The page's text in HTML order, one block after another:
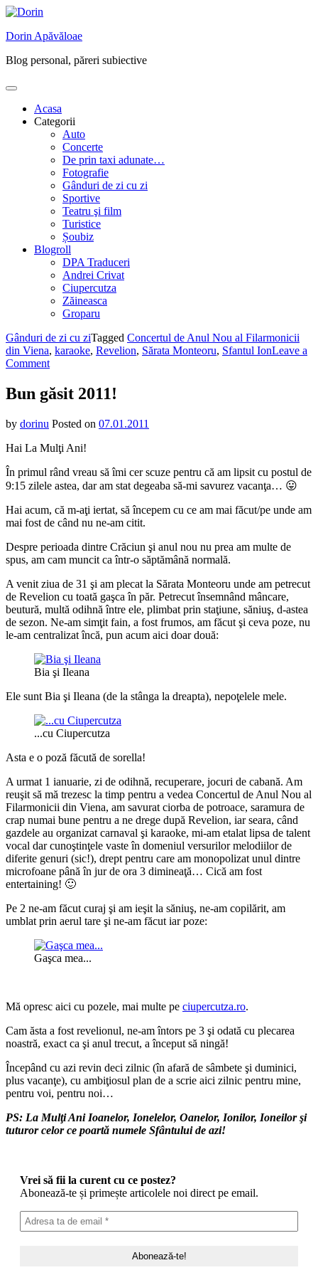
Skip
content
Dorin Apăvăloae
Blog personal, păreri subiective
Acasa
Categorii
Auto
Concerte
De prin taxi adunate…
Fotografie
Gânduri de zi cu zi
Sportive
Teatru şi film
Turistice
Șoubiz
Blogroll
DPA Traduceri
Andrei Crivat
Ciupercutza
Zăineasca
Groparu
Gânduri de zi cu ziTagged Concertul de Anul Nou al Filarmonicii
din Viena, karaoke, Revelion, Sărata Monteoru, Sfantul IonLeave a
Commenton
găsit
2011!
Bun găsit 2011!
by dorinu Posted on 07.01.2011
Hai La Mulţi Ani!
În primul rând vreau să îmi cer scuze pentru că am lipsit cu postul de
9:15 zilele astea, dar am stat degeaba să-mi savurez vacanţa… 😛
Hai acum, că m-aţi iertat, să începem cu ce am mai făcut/pe unde am
mai fost de când nu ne-am citit.
Despre perioada dintre Crăciun şi anul nou nu prea am multe de
spus, am cam muncit ca într-o săptămână normală.
A venit ziua de 31 şi am plecat la Sărata Monteoru unde am petrecut
de Revelion cu toată gaşca în păr. Petrecut însemnând mâncare,
beutură, multă odihnă între ele, plimbat prin staţiune, săniuş, d-astea
de sezon. Ne-am simţit fain, a fost frumos, am făcut şi ceva poze, nu
le-am centralizat încă, pun acum aici doar două:
Bia şi Ileana
Ele sunt Bia şi Ileana (de la stânga la dreapta), nepoţelele mele.
...cu Ciupercutza
Asta e o poză făcută de sorella!
A urmat 1 ianuarie, zi de odihnă, recuperare, jocuri de cabană. Am
reuşit să mă trezesc la timp pentru a vedea Concertul de Anul Nou al
Filarmonicii din Viena, am savurat ciorba de potroace, saramura de
crap numai bune pentru a ne drege după Revelion, iar seara, când
gazdele au organizat carnaval şi karaoke, mi-am etalat lipsa de talent
vocal dar cunoştinţele vaste în domeniul versurilor melodiilor de
diferite genuri (sic!), drept pentru care am monopolizat unul dintre
microfoane până în jur de ora 3 dimineaţă… Cică am fost
entertaining! 🙂
Pe 2 ne-am făcut curaj şi am ieşit la săniuş, ne-am copilărit, am
umblat prin aerul tare şi ne-am făcut iar poze:
Gaşca mea...
Mă opresc aici cu pozele, mai multe pe ciupercutza.ro.
Cam ăsta a fost revelionul, ne-am întors pe 3 şi odată cu plecarea
noastră, exact ca şi anul trecut, a început să ningă!
Începând cu azi revin deci zilnic (în afară de sâmbete şi duminici,
plus vacanţe), cu ambiţiosul plan de a scrie aici zilnic pentru mine,
pentru voi, pentru noi…
PS: La Mulţi Ani Ioanelor, Ionelelor, Oanelor, Ionilor, Ioneilor şi
tuturor celor ce poartă numele Sfântului de azi!
Vrei să fii la curent cu ce postez?
Abonează-te și primește articolele noi direct pe email.